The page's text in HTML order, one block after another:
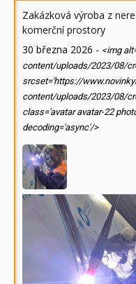
Zakázková výroba z
komerční prostory
30 března 2026 - <img
content/uploads/2023/08/
srcset='https://
content/uploads/2023/08/
class='avatar avatar-22
decoding='async'/>